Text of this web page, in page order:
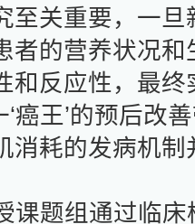
至关重要，一
者的营养状况和
和反应性，最
‘癌王’的预后改
消耗的发病机制
课题组通过临